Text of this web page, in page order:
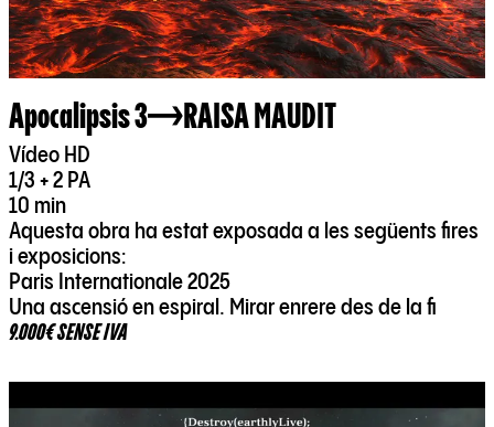
Apocalipsis 3 RAISA MAUDIT
Vídeo HD
1/3 + 2 PA
10 min
Aquesta obra ha estat exposada a les següents fires
i exposicions:
Paris Internationale 2025
Una ascensió en espiral. Mirar enrere des de la fi
9.000€ SENSE IVA